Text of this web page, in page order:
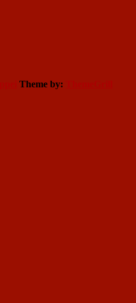
Theme by: